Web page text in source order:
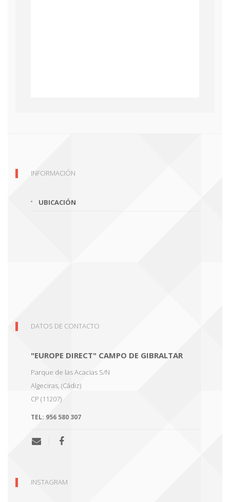
INFORMACIÓN
UBICACIÓN
DATOS DE CONTACTO
"EUROPE DIRECT" CAMPO DE GIBRALTAR
Parque de las Acacias S/N
Algeciras, (Cádiz)
CP (11207)
TEL: 956 580 307
INSTAGRAM